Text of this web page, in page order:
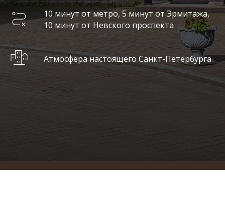
10 минут от метро, 5 минут от Эрмитажа,
10 минут от Невского проспекта
Атмосфера настоящего Санкт-Петербурга